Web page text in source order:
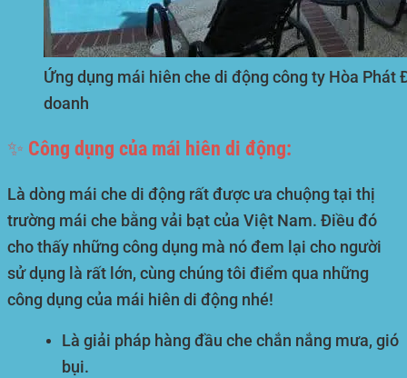
Ứng dụng mái hiên che di động công ty Hòa Phát
doanh
✨ Công dụng của mái hiên di động:
Là dòng mái che di động rất được ưa chuộng tại thị
trường mái che bằng vải bạt của Việt Nam. Điều đó
cho thấy những công dụng mà nó đem lại cho người
sử dụng là rất lớn, cùng chúng tôi điểm qua những
công dụng của mái hiên di động nhé!
Là giải pháp hàng đầu che chắn nắng mưa, gió
bụi.